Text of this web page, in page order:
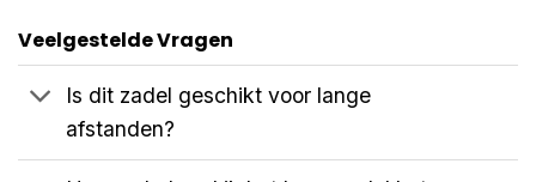
Veelgestelde Vragen
Is dit zadel geschikt voor lange
afstanden?